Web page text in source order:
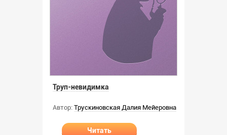
Труп-невидимка
Автор: Трускиновская Далия Мейеровна
Читать